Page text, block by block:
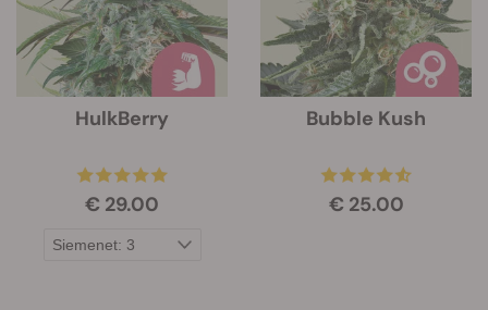
HulkBerry
€ 29.00
Bubble Kush
€ 25.00